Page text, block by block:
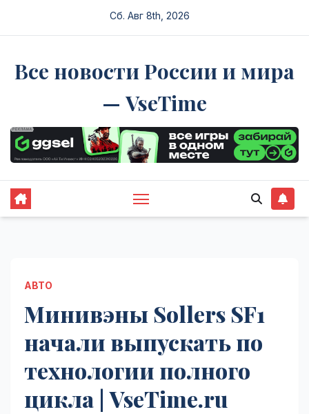
Сб. Авг 8th, 2026
Все новости России и мира
— VseTime
АВТО
Минивэны Sollers SF1
начали выпускать по
технологии полного
цикла | VseTime.ru